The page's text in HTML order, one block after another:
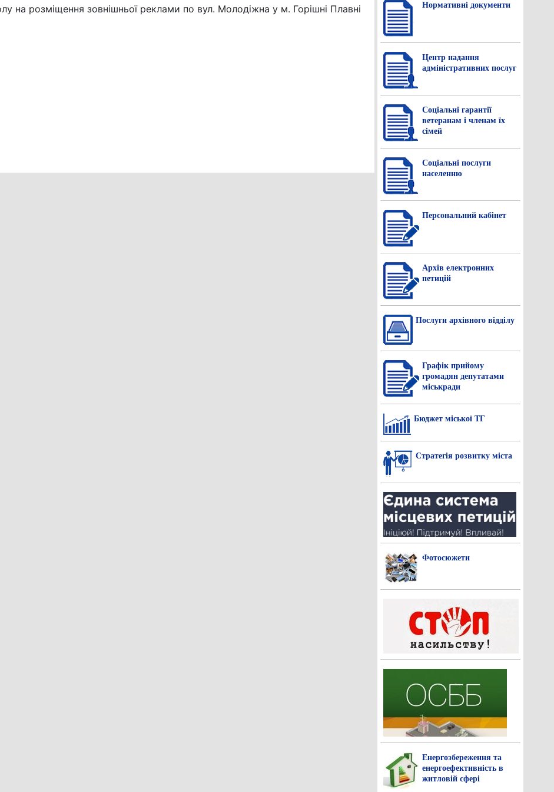
розміщення зовнішньої реклами по вул. Молодіжна у м. Горішні Плавні Нормативнi документи
Центр надання
адміністративних послуг
Соціальні гарантії
ветеранам і членам їх
сімей
Соціальні послуги
населенню
Персональний кабінет
Архів електронних
петицій
Послуги архівного відділу
Графік прийому
громадян депутатами
міськради
Бюджет міської ТГ
Стратегія розвитку міста
Фотосюжети
Енергозбереження та
енергоефективність в
житловій сфері